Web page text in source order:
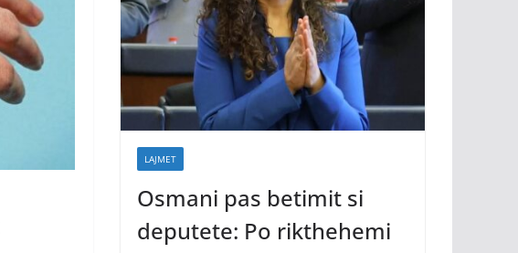
LAJMET
Osmani pas betimit si
deputete: Po rikthehemi